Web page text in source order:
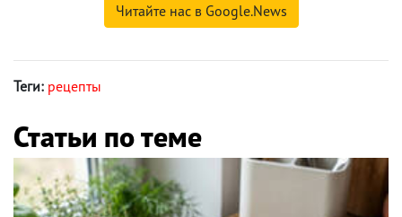
Читайте нас в Google.News
Теги: рецепты
Статьи по теме